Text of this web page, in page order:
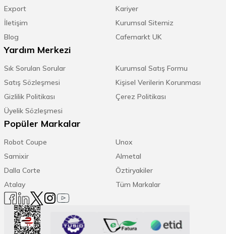
Export
Kariyer
İletişim
Kurumsal Sitemiz
Blog
Cafemarkt UK
Yardım Merkezi
Sık Sorulan Sorular
Kurumsal Satış Formu
Satış Sözleşmesi
Kişisel Verilerin Korunması
Gizlilik Politikası
Çerez Politikası
Üyelik Sözleşmesi
Popüler Markalar
Robot Coupe
Unox
Samixir
Almetal
Dalla Corte
Öztiryakiler
Atalay
Tüm Markalar